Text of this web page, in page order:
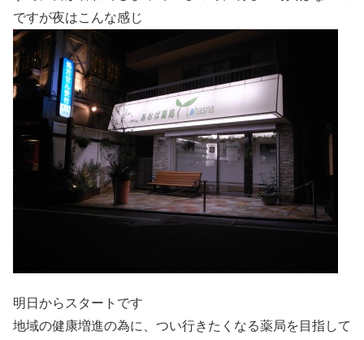
ですが夜はこんな感じ
明日からスタートです
地域の健康増進の為に、つい行きたくなる薬局を目指して